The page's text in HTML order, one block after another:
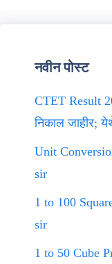
नवीन पोस्ट
CTET Result
निकाल जाहीर;
Unit
sir
1 to 100
sir
1 to 50 Cube